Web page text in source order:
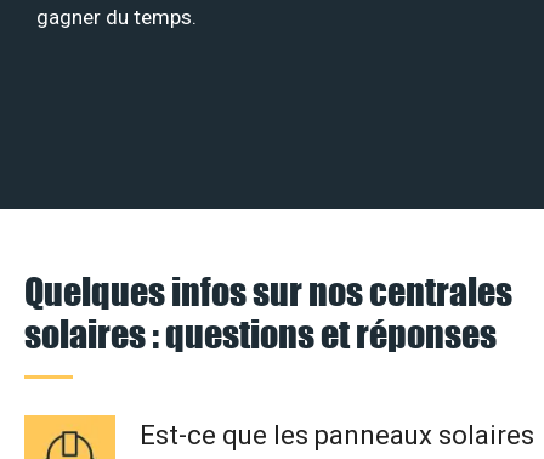
gagner du temps.
Quelques infos sur nos centrales
solaires : questions et réponses
Est-ce que les panneaux solaires